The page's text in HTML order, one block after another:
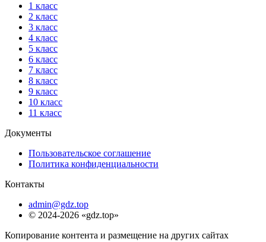
1 класс
2 класс
3 класс
4 класс
5 класс
6 класс
7 класс
8 класс
9 класс
10 класс
11 класс
Документы
Пользовательское соглашение
Политика конфиденциальности
Контакты
admin@gdz.top
© 2024-2026 «gdz.top»
Копирование контента и размещение на других сайтах